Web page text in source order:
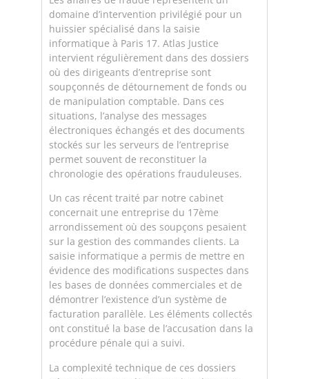
domaine d’intervention privilégié pour un
huissier spécialisé dans la saisie
informatique à Paris 17. Atlas Justice
intervient régulièrement dans des dossiers
où des dirigeants d’entreprise sont
soupçonnés de détournement de fonds ou
de manipulation comptable. Dans ces
situations, l’analyse des messages
électroniques échangés et des documents
stockés sur les serveurs de l’entreprise
permet souvent de reconstituer la
chronologie des opérations frauduleuses.
Un cas récent traité par notre cabinet
concernait une entreprise du 17ème
arrondissement où des soupçons pesaient
sur la gestion des commandes clients. La
saisie informatique a permis de mettre en
évidence des modifications suspectes dans
les bases de données commerciales et de
démontrer l’existence d’un système de
facturation parallèle. Les éléments collectés
ont constitué la base de l’accusation dans la
procédure pénale qui a suivi.
La complexité technique de ces dossiers